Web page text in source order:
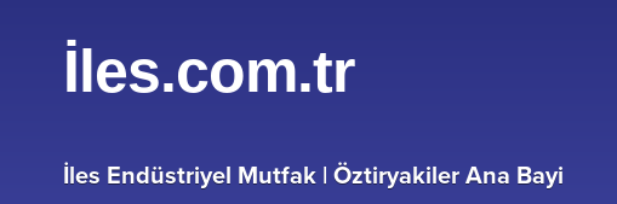
İles.com.tr
İles Endüstriyel Mutfak | Öztiryakiler Ana Bayi